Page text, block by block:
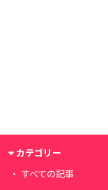
カテゴリー
すべての記事